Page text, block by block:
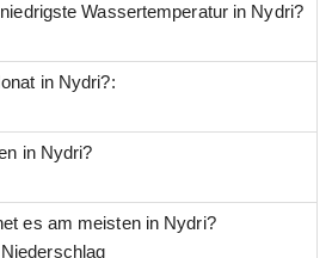
Wassertemperatur in Nydri?
in Nydri?:
in Nydri?
es am meisten in Nydri?